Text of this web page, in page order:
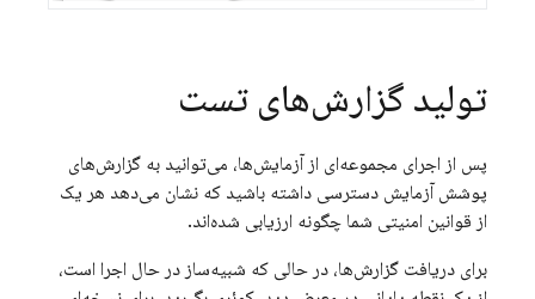
تولید گزارش‌های تست
پس از اجرای مجموعه‌ای از آزمایش‌ها، می‌توانید به گزارش‌های
پوشش آزمایش دسترسی داشته باشید که نشان می‌دهد هر یک
از قوانین امنیتی شما چگونه ارزیابی شده‌اند.
برای دریافت گزارش‌ها، در حالی که شبیه‌ساز در حال اجرا است،